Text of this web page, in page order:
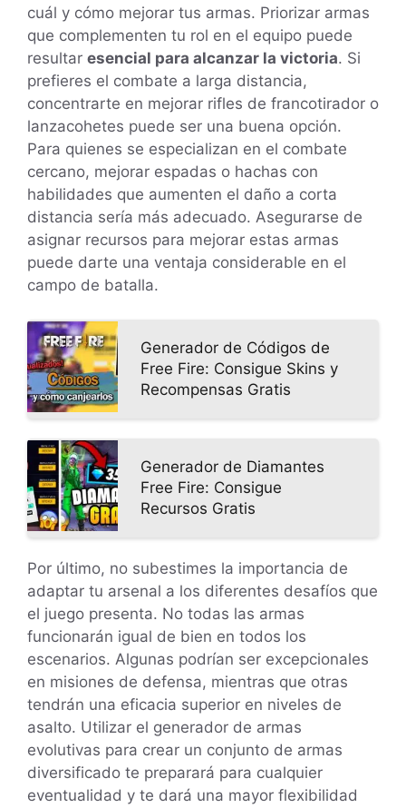
cuál y cómo mejorar tus armas. Priorizar armas
que complementen tu rol en el equipo puede
resultar esencial para alcanzar la victoria. Si
prefieres el combate a larga distancia,
concentrarte en mejorar rifles de francotirador o
lanzacohetes puede ser una buena opción.
Para quienes se especializan en el combate
cercano, mejorar espadas o hachas con
habilidades que aumenten el daño a corta
distancia sería más adecuado. Asegurarse de
asignar recursos para mejorar estas armas
puede darte una ventaja considerable en el
campo de batalla.
Generador de Códigos de
Free Fire: Consigue Skins y
Recompensas Gratis
Generador de Diamantes
Free Fire: Consigue
Recursos Gratis
Por último, no subestimes la importancia de
adaptar tu arsenal a los diferentes desafíos que
el juego presenta. No todas las armas
funcionarán igual de bien en todos los
escenarios. Algunas podrían ser excepcionales
en misiones de defensa, mientras que otras
tendrán una eficacia superior en niveles de
asalto. Utilizar el generador de armas
evolutivas para crear un conjunto de armas
diversificado te preparará para cualquier
eventualidad y te dará una mayor flexibilidad